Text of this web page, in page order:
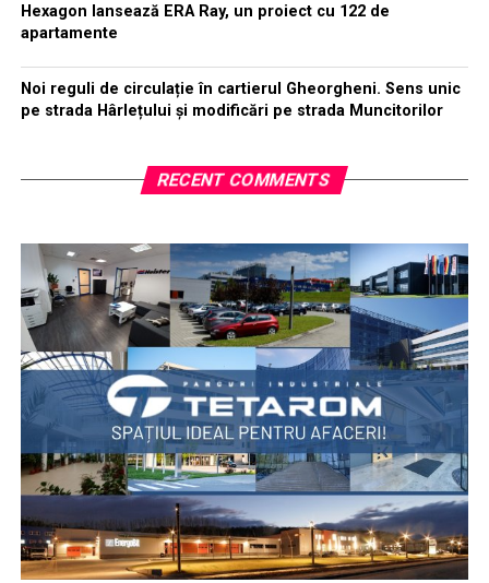
Hexagon lansează ERA Ray, un proiect cu 122 de
apartamente
Noi reguli de circulație în cartierul Gheorgheni. Sens unic
pe strada Hârlețului și modificări pe strada Muncitorilor
RECENT COMMENTS